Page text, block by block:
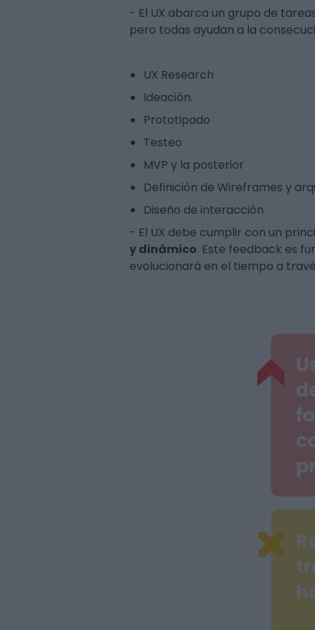
- El UX abarca un grupo de
pero todas ayudan a la
UX Research
Ideación.
Prototipado
Testeo
MVP y la posterior
Definición de Wireframes y
Diseño de interacción
- El UX debe cumplir con un
y dinámico. Este feedback es
evolucionará en el tiempo a